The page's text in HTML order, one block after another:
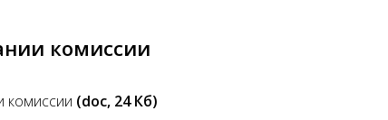
комиссии
комиссии (doc, 24 Кб)